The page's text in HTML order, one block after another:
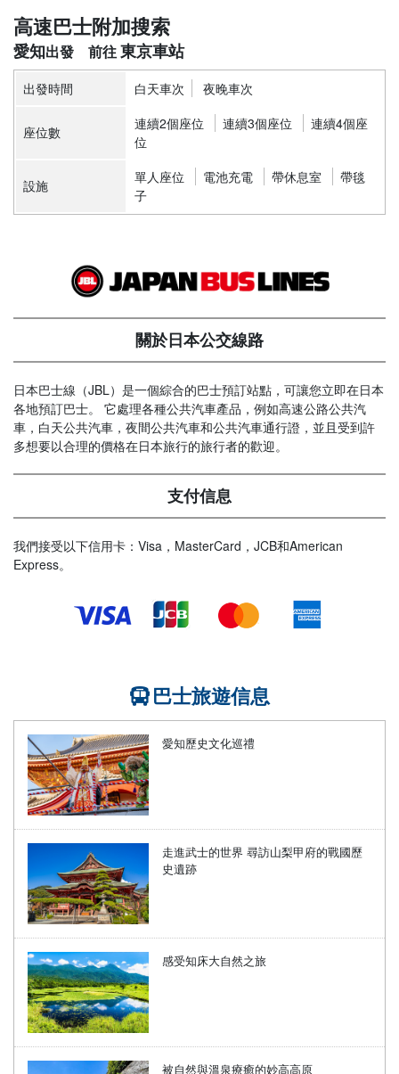
高速巴士附加搜索
愛知 東京車站
出發時間 白天車次 夜晚車次
座位數 連續2個座位 連續3個座位
連續4個座
位
設施 單人座位 電池充電 帶休息室
帶毯
子
關於日本公交線路
日本巴士線（JBL）是一個綜合的巴士預訂站點，可讓您立即在日本
各地預訂巴士。 它處理各種公共汽車產品，例如高速公路公共汽
車，白天公共汽車，夜間公共汽車和公共汽車通行證，並且受到許
多想要以合理的價格在日本旅行的旅行者的歡迎。
支付信息
我們接受以下信用卡：Visa，MasterCard，JCB和American
Express。
巴士旅遊信息
愛知歷史文化巡禮
走進武士的世界 尋訪山梨甲府的戰國歷
史遺跡
感受知床大自然之旅
被自然與溫泉療癒的妙高高原